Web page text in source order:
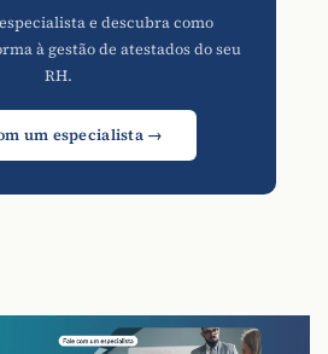
e descubra como
à gestão de atestados do seu
RH.
um especialista →